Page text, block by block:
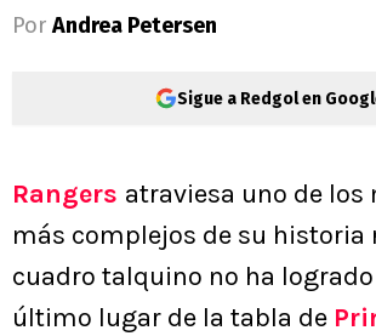
Por Andrea Petersen
Sigue a Redgol en
Rangers atraviesa uno de los
más complejos de su historia
cuadro talquino no ha
último lugar de la tabla de